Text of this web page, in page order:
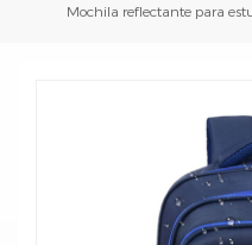
Mochila reflectante para